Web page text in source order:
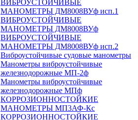
ВИБРОУСТОЙЧИВЫЕ
МАНОМЕТРЫ ДМ8008ВУф исп.1
ВИБРОУСТОЙЧИВЫЕ
МАНОМЕТРЫ ДМ8008ВУф
ВИБРОУСТОЙЧИВЫЕ
МАНОМЕТРЫ ДМ8008ВУф исп.2
Виброустойчивые судовые манометры
Манометры виброустойчивые
железнодорожные МП-2ф
Манометры виброустойчивые
железнодорожные МПф
КОРРОЗИОННОСТОЙКИЕ
МАНОМЕТРЫ МП3АФ-Кс
КОРРОЗИОННОСТОЙКИЕ